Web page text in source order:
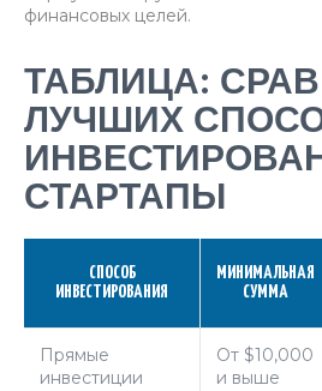
финансовых целей.
ТАБЛИЦА:
ЛУЧШИХ
СТАРТАПЫ
СПОСОБ
ИНВЕСТИРОВАНИЯ
МИНИМАЛЬНАЯ
СУММА
Прямые
инвестиции
От $10,000
и выше